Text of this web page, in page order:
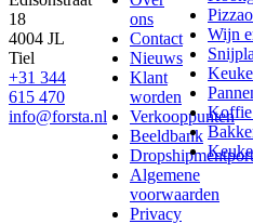
18
4004 JL
Tiel
+31 344
615 470
info@forsta.nl
ons
Contact
Nieuws
Klant
worden
Verkooppunten
Beeldbank
Algemene
voorwaarden
Privacy
Wijn
Koffie